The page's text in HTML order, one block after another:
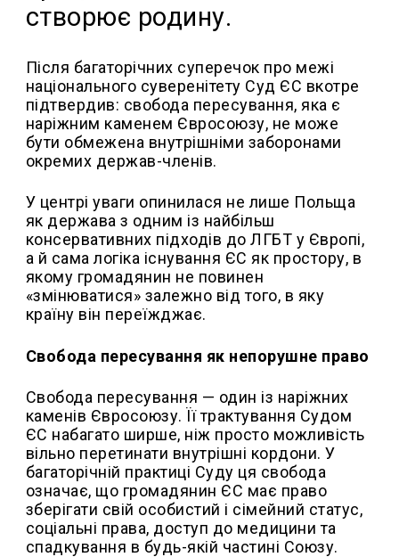
створює родину.
Після багаторічних суперечок про межі
національного суверенітету Суд ЄС вкотре
підтвердив: свобода пересування, яка є
наріжним каменем Євросоюзу, не може
бути обмежена внутрішніми заборонами
окремих держав-членів.
У центрі уваги опинилася не лише Польща
як держава з одним із найбільш
консервативних підходів до ЛГБТ у Європі,
а й сама логіка існування ЄС як простору, в
якому громадянин не повинен
«змінюватися» залежно від того, в яку
країну він переїжджає.
Свобода пересування як непорушне право
Свобода пересування — один із наріжних
каменів Євросоюзу. Її трактування Судом
ЄС набагато ширше, ніж просто можливість
вільно перетинати внутрішні кордони. У
багаторічній практиці Суду ця свобода
означає, що громадянин ЄС має право
зберігати свій особистий і сімейний статус,
соціальні права, доступ до медицини та
спадкування в будь-якій частині Союзу.